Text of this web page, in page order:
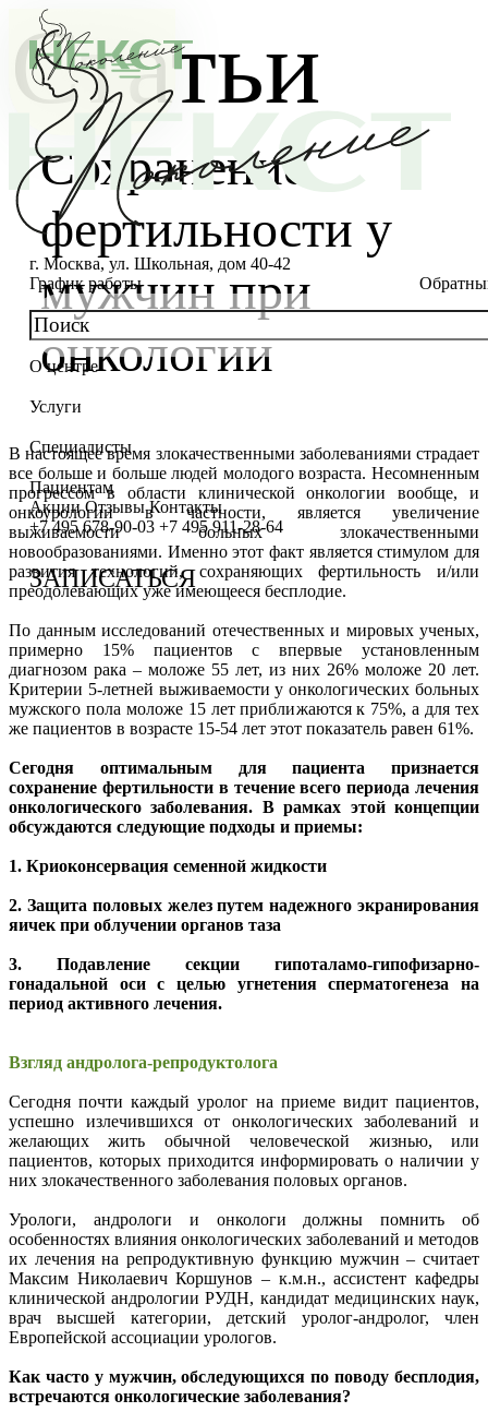
г. Москва, ул. Школьная, дом 40-42
График работы
О центре
Благотворительность
Сотрудничество с врачами
График работы
Фотогалерея
Видео
Истории пациентов
Услуги
Стоимость ЭКО
Программы врт и эко
Донорство
Акушерство и гинекология
Андрология
Анализы
Специалисты
Главный врач
Заместитель главного врача
Репродуктолог
Гинеколог
Андролог
Генетик
Эндокринолог
Эмбриолог
Анестезиолог
Психолог
Гематолог
Маммолог
Пациентам
Онлайн-консультации специалистов
Онлайн-оплата
Вопрос специалисту (Вопрос-ответ)
ЭКО по ОМС
Хранение эмбрионов
Налоговый вычет
Транспортировка репродуктивного материала
Обследования перед ЭКО, криопереносом (по ОМС)
Обследование перед ЭКО, для сурмам и доноров (на
Формы документов
Полезные статьи и видео
АкцииОтзывыКонтакты
+7 495 678-90-03 +7 495 911-28-64
ЗАПИСАТЬСЯ
Статьи
Сохранение
фертильности у
мужчин при
онкологии
В настоящее время злокачественными заболеваниями страдает
все больше и больше людей молодого возраста. Несомненным
прогрессом в области клинической онкологии вообще, и
онкоурологии в частности, является увеличение
выживаемости больных злокачественными
новообразованиями. Именно этот факт является стимулом для
развития технологий, сохраняющих фертильность и/или
преодолевающих уже имеющееся бесплодие.
По данным исследований отечественных и мировых ученых,
примерно 15% пациентов с впервые установленным
диагнозом рака – моложе 55 лет, из них 26% моложе 20 лет.
Критерии 5-летней выживаемости у онкологических больных
мужского пола моложе 15 лет приближаются к 75%, а для тех
же пациентов в возрасте 15-54 лет этот показатель равен 61%.
Сегодня оптимальным для пациента признается
сохранение фертильности в течение всего периода лечения
онкологического заболевания. В рамках этой концепции
обсуждаются следующие подходы и приемы:
1. Криоконсервация семенной жидкости
2. Защита половых желез путем надежного экранирования
яичек при облучении органов таза
3. Подавление секции гипоталамо-гипофизарно-
гонадальной оси с целью угнетения сперматогенеза на
период активного лечения.
Взгляд андролога-репродуктолога
Сегодня почти каждый уролог на приеме видит пациентов,
успешно излечившихся от онкологических заболеваний и
желающих жить обычной человеческой жизнью, или
пациентов, которых приходится информировать о наличии у
них злокачественного заболевания половых органов.
Урологи, андрологи и онкологи должны помнить об
особенностях влияния онкологических заболеваний и методов
их лечения на репродуктивную функцию мужчин – считает
Максим Николаевич Коршунов – к.м.н., ассистент кафедры
клинической андрологии РУДН, кандидат медицинских наук,
врач высшей категории, детский уролог-андролог, член
Европейской ассоциации урологов.
Как часто у мужчин, обследующихся по поводу бесплодия,
встречаются онкологические заболевания?